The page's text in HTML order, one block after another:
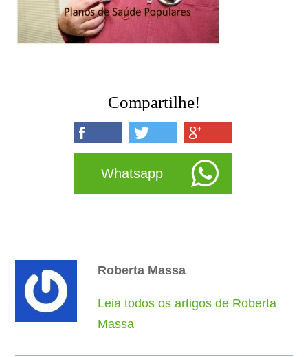
Compartilhe!
Whatsapp
Roberta Massa
Leia todos os artigos de Roberta
Massa